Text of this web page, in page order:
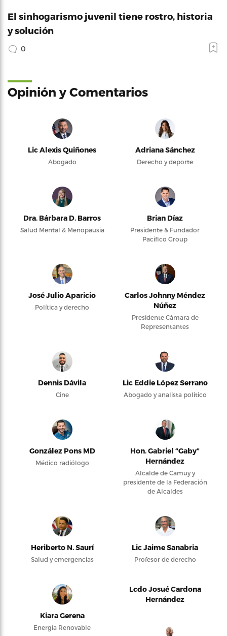
El sinhogarismo juvenil tiene rostro, historia
y solución
0
Opinión y Comentarios
Lic Alexis Quiñones
Abogado
Adriana Sánchez
Derecho y deporte
Dra. Bárbara D. Barros
Salud Mental & Menopausia
Brian Díaz
Presidente & Fundador
Pacifico Group
José Julio Aparicio
Política y derecho
Carlos Johnny Méndez
Núñez
Presidente Cámara de
Representantes
Dennis Dávila
Cine
Lic Eddie López Serrano
Abogado y analista político
González Pons MD
Médico radiólogo
Hon. Gabriel “Gaby”
Hernández
Alcalde de Camuy y
presidente de la Federación
de Alcaldes
Heriberto N. Saurí
Salud y emergencias
Lic Jaime Sanabria
Profesor de derecho
Kiara Gerena
Energía Renovable
Lcdo Josué Cardona
Hernández